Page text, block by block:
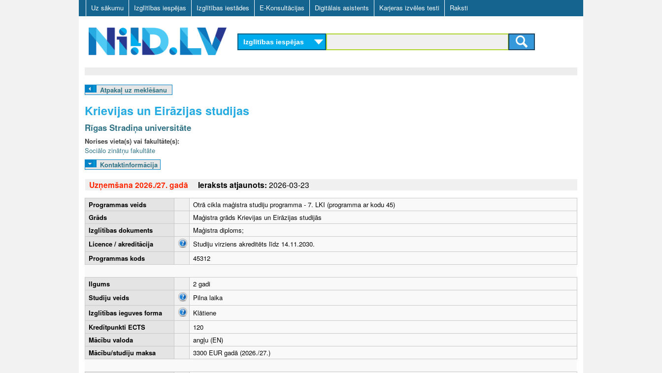
Skip
to
main
content
Uz sākumu Izglītības iespējas Izglītības iestādes E-Konsultācijas Digitālais asistents Karjeras izvēles testi Raksti
D
L
Izglītības iespējas
Atpakaļ uz meklēšanu
Krievijas un Eirāzijas studijas
Rīgas Stradiņa universitāte
Norises vieta(s) vai fakultāte(s):
Sociālo zinātņu fakultāte
Kontaktinformācija
Uzņemšana 2026./27. gadā Ieraksts atjaunots: 2026-03-23
Programmas veids
Otrā cikla maģistra studiju programma - 7. LKI (programma ar kodu 45)
Grāds
Maģistra grāds Krievijas un Eirāzijas studijās
Izglītības dokuments
Maģistra diploms;
Licence / akreditācija
Studiju virziens akreditēts līdz 14.11.2030.
Programmas kods
45312
Ilgums
2 gadi
Studiju veids
Pilna laika
Izglītības ieguves forma
Klātiene
Kredītpunkti ECTS
120
Mācību valoda
angļu (EN)
Mācību/studiju maksa
3300 EUR gadā (2026./27.)